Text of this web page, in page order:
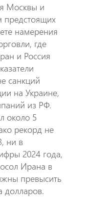
Москвы и
предстоящих
намерения
где
и Россия
санкций
на Украине,
из РФ.
около 5
рекорд не
ни в
2024 года,
Ирана в
превысить
долларов.